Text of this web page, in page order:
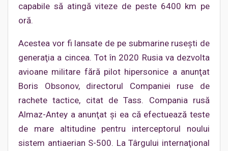
capabile să atingă viteze de peste 6400 km pe
oră.
Acestea vor fi lansate de pe submarine ruseşti de
generaţia a cincea. Tot în 2020 Rusia va dezvolta
avioane militare fără pilot hipersonice a anunţat
Boris Obsonov, directorul Companiei ruse de
rachete tactice, citat de Tass. Compania rusă
Almaz-Antey a anunţat şi ea că efectuează teste
de mare altitudine pentru interceptorul noului
sistem antiaerian S-500. La Târgului internaţional